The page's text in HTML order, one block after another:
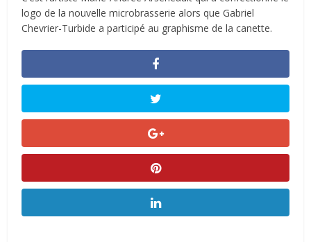
logo de la nouvelle microbrasserie alors que Gabriel
Chevrier-Turbide a participé au graphisme de la canette.